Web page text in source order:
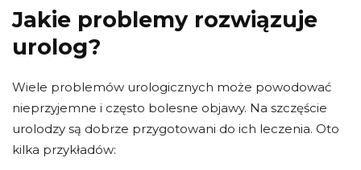
Jakie problemy rozwiązuje
urolog?
Wiele problemów urologicznych może powodować
nieprzyjemne i często bolesne objawy. Na szczęście
urolodzy są dobrze przygotowani do ich leczenia. Oto
kilka przykładów: